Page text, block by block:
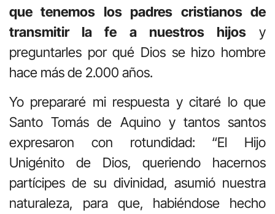
que tenemos los padres cristianos de
transmitir la fe a nuestros hijosy
preguntarles por qué Dios se hizo hombre
hace más de 2.000 años.
Yo prepararé mi respuesta y citaré lo que
Santo Tomás de Aquino y tantos santos
expresaron con rotundidad: “El Hijo
Unigénito de Dios, queriendo hacernos
partícipes de su divinidad, asumió nuestra
naturaleza, para que, habiéndose hecho